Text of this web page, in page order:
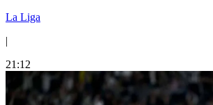
La Liga
|
21:12